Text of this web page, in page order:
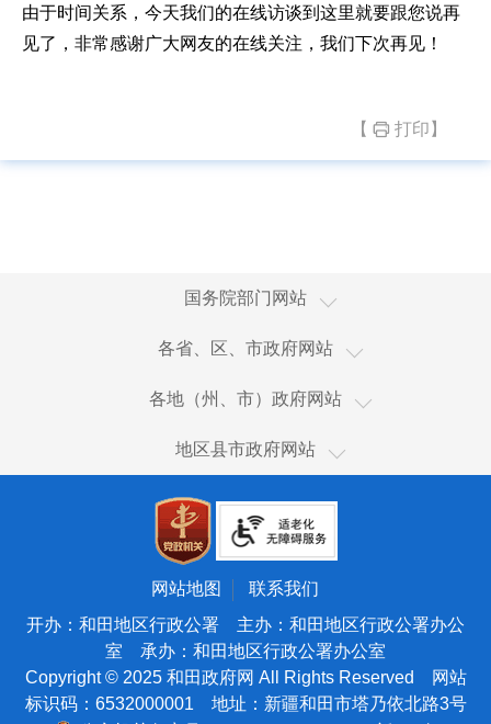
由于时间关系，今天我们的在线访谈到这里就要跟您说再
见了，非常感谢广大网友的在线关注，我们下次再见！
【 打印】
国务院部门网站
国家国际发展合作署
国家体育总局
国家广播电视总局
海关总署
国务院国有资产监督管理委员会
国家海洋局
国家原子能机构
国家航天局
国家外国专家局
各省、区、市政府网站
新疆
澳门
台湾
天津
北京
宁夏
青海
甘肃
陕西
各地（州、市）政府网站
乌鲁木齐市
塔城地区
阿勒泰地区
博尔塔拉蒙古自治州
昌吉回族自治州
吐鲁番市
哈密市
巴音郭楞蒙古自治州
阿克苏地区
地区县市政府网站
和田市
和田县
皮山县
墨玉县
洛浦县
策勒县
于田县
民丰县
网站地图
联系我们
开办：和田地区行政公署 主办：和田地区行政公署办公
室 承办：和田地区行政公署办公室
Copyright © 2025 和田政府网 All Rights Reserved 网站
标识码：6532000001 地址：新疆和田市塔乃依北路3号